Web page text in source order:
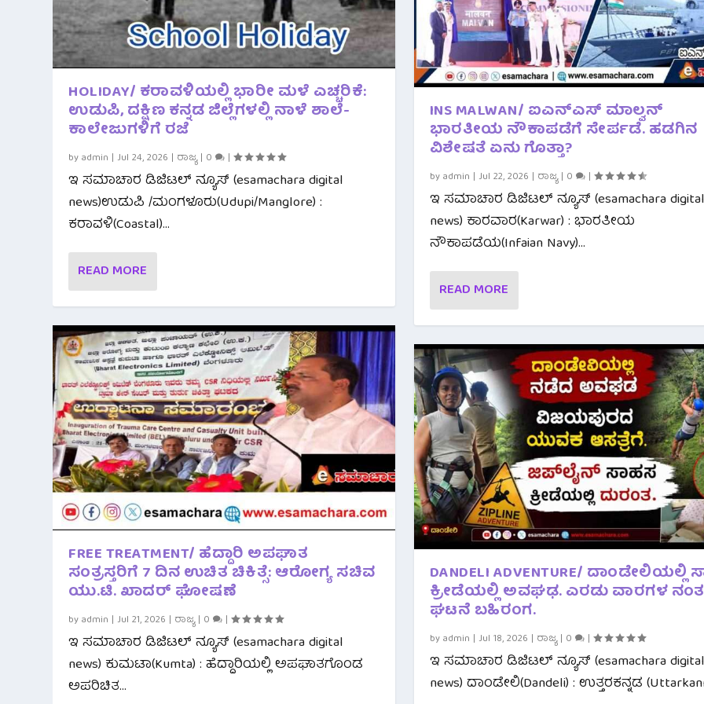
HOLIDAY/ ಕರಾವಳಿಯಲ್ಲಿ ಭಾರೀ ಮಳೆ ಎಚ್ಚರಿಕೆ:
ಉಡುಪಿ, ದಕ್ಷಿಣ ಕನ್ನಡ ಜಿಲ್ಲೆಗಳಲ್ಲಿ ನಾಳೆ ಶಾಲೆ-
ಕಾಲೇಜುಗಳಿಗೆ ರಜೆ
byadmin | Jul 24, 2026 | ರಾಜ್ಯ| 0 |
ಇ ಸಮಾಚಾರ ಡಿಜಿಟಲ್ ನ್ಯೂಸ್ (esamachara digital
news)ಉಡುಪಿ /ಮಂಗಳೂರು(Udupi/Manglore) :
ಕರಾವಳಿ(Coastal)...
READ MORE
FREE TREATMENT/ ಹೆದ್ದಾರಿ ಅಪಘಾತ
ಸಂತ್ರಸ್ತರಿಗೆ 7 ದಿನ ಉಚಿತ ಚಿಕಿತ್ಸೆ: ಆರೋಗ್ಯ ಸಚಿವ
ಯು.ಟಿ. ಖಾದರ್ ಘೋಷಣೆ
byadmin | Jul 21, 2026 | ರಾಜ್ಯ| 0 |
ಇ ಸಮಾಚಾರ ಡಿಜಿಟಲ್ ನ್ಯೂಸ್ (esamachara digital
news) ಕುಮಟಾ(Kumta) : ಹೆದ್ದಾರಿಯಲ್ಲಿ ಅಪಘಾತಗೊಂಡ
ಅಪರಿಚಿತ...
INS MALWAN/ ಐಎನ್‌ಎಸ್ ಮಾಲ್ವನ್
ಭಾರತೀಯ ನೌಕಾಪಡೆಗೆ ಸೇರ್ಪಡೆ. ಹಡಗಿನ
ವಿಶೇಷತೆ ಏನು ಗೊತ್ತಾ?
byadmin | Jul 22, 2026 | ರಾಜ್ಯ| 0 |
ಇ ಸಮಾಚಾರ ಡಿಜಿಟಲ್ ನ್ಯೂಸ್ (esamachara digital
news) ಕಾರವಾರ(Karwar) : ಭಾರತೀಯ
ನೌಕಾಪಡೆಯ(Infaian Navy)...
READ MORE
DANDELI ADVENTURE/ ದಾಂಡೇಲಿಯಲ್ಲಿ
ಕ್ರೀಡೆಯಲ್ಲಿ ಅವಘಢ. ಎರಡು ವಾರಗಳ
ಘಟನೆ ಬಹಿರಂಗ.
byadmin | Jul 18, 2026 | ರಾಜ್ಯ| 0 |
ಇ ಸಮಾಚಾರ ಡಿಜಿಟಲ್ ನ್ಯೂಸ್ (esamachara digital
news) ದಾಂಡೇಲಿ(Dandeli) : ಉತ್ತರಕನ್ನಡ